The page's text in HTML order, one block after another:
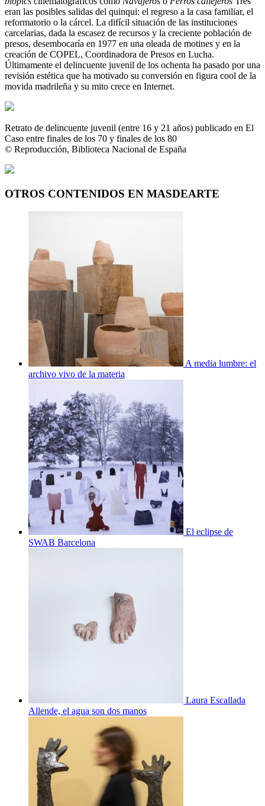
eran las posibles salidas del quinqui: el regreso a la casa familiar, el
reformatorio o la cárcel. La difícil situación de las instituciones
carcelarias, dada la escasez de recursos y la creciente población de
presos, desembocaría en 1977 en una oleada de motines y en la
creación de COPEL, Coordinadora de Presos en Lucha.
Últimamente el delincuente juvenil de los ochenta ha pasado por una
revisión estética que ha motivado su conversión en figura cool de la
movida madrileña y su mito crece en Internet.
Retrato de delincuente juvenil (entre 16 y 21 años) publicado en El
Caso entre finales de los 70 y finales de los 80
© Reproducción, Biblioteca Nacional de España
OTROS CONTENIDOS EN MASDEARTE
A media lumbre: el
archivo vivo de la materia
El eclipse de
SWAB Barcelona
Laura Escallada
Allende, el agua son dos manos